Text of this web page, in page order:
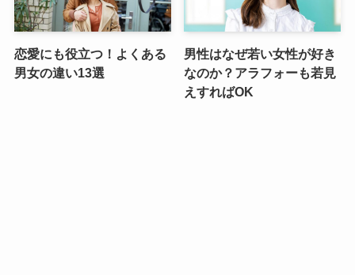
恋愛にも役立つ！よくある
男女の違い13選
男性はなぜ若い女性が好き
なのか？アラフォーも若見
えすればOK